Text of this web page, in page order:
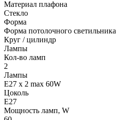
Материал плафона
Стекло
Форма
Форма потолочного светильника
Круг / цилиндр
Лампы
Кол-во ламп
2
Лампы
E27 x 2 max 60W
Цоколь
E27
Мощность ламп, W